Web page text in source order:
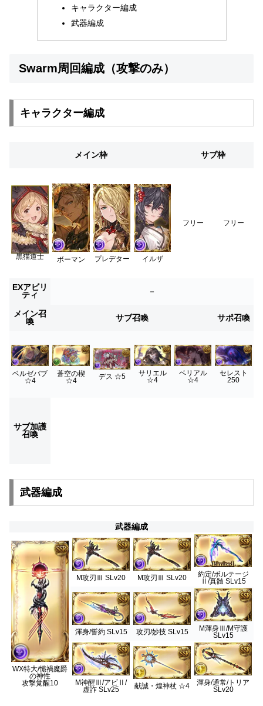
キャラクター編成
武器編成
Swarm周回編成（攻撃のみ）
キャラクター編成
メイン枠 サブ枠
黒猫道士 ボーマン プレデター イルザ
フリー フリー
EXアビリ
ティ
－
メイン召
喚
サブ召喚 サポ召喚
ベルゼバブ
☆4
蒼空の楔
☆4
デス ☆5
サリエル
☆4
ベリアル
☆4
セレスト
250
サブ加護
召喚
武器編成
武器編成
WX特大/懺禍魔爵
の神性
攻撃覚醒10
M攻刃Ⅲ SLv20 M攻刃Ⅲ SLv20
約定/ボルテージ
Ⅱ/真髄 SLv15
渾身/誓約 SLv15 攻刃/妙技 SLv15
M渾身Ⅲ/M守護
SLv15
M神醒Ⅲ/アビⅡ/
虚詐 SLv25
献誠・煌神杖 ☆4
渾身/通常/トリア
SLv20